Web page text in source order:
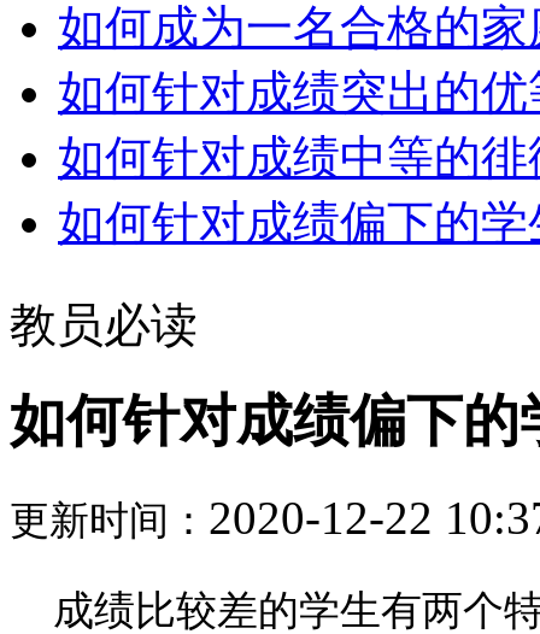
如何成为一名合格的家
如何针对成绩突出的优
如何针对成绩中等的徘
如何针对成绩偏下的学
教员必读
如何针对成绩偏下的
更新时间： 2020-12-22
成绩比较差的学生有两个